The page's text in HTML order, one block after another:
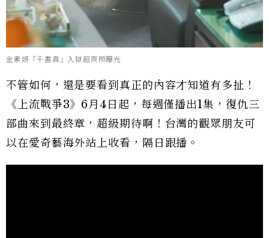
金素妍「千書真」入獄超爽照曝光
不管如何，還是要看到真正的內容才知道有多扯！
《上流戰爭3》6月4日起，每週僅播出1集，復仇三
部曲來到最終章，超級期待啊！台灣的觀眾朋友可
以在愛奇藝海外站上收看，隔日跟播。